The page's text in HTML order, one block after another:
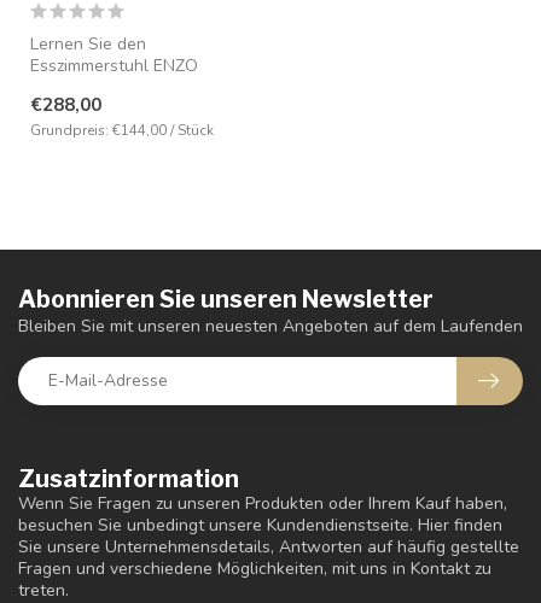
Lernen Sie den
Esszimmerstuhl ENZO
Ergänzung für Ihr Inte...
€288,00
Grundpreis: €144,00 / Stück
Zusatzinformation
Wenn Sie Fragen zu unseren Produkten oder Ihrem Kauf haben,
besuchen Sie unbedingt unsere Kundendienstseite. Hier finden
Sie unsere Unternehmensdetails, Antworten auf häufig gestellte
Fragen und verschiedene Möglichkeiten, mit uns in Kontakt zu
treten.
Abonnieren Sie unseren Newsletter
Bleiben Sie mit unseren neuesten Angeboten auf dem Laufenden